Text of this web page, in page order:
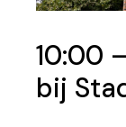
10:00
bij